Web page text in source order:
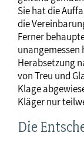
Sie hat die
die
Ferner
unangemessen
Herabsetzung
von Treu und
Klage
Kläger nur
Die